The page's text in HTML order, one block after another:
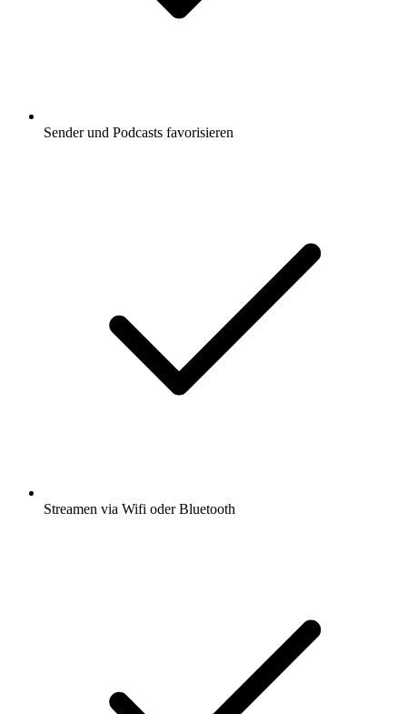
Sender und Podcasts favorisieren
Streamen via Wifi oder Bluetooth